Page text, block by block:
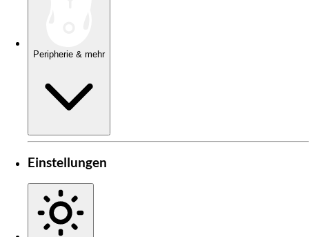
Peripherie & mehr
Einstellungen